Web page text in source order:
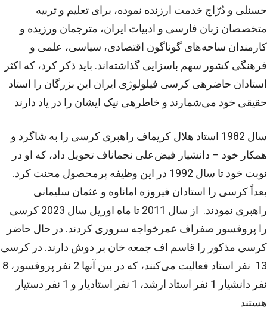
حسنلی و دُرّاج خدمت ارزنده نموده، برای تعلیم و تربیه
متخصصان زبان فارسی و ادبیات ایران، مترجمان ورزیده و
کارمندان ساحه‌های گوناگون اقتصادی، سیاسی، علمی و
فرهنگی کشور سهم باسزایی گذاشته‌اند. باید ذکر کرد، که اکثر
استادان حاضره­ی کرسی فیلولوژی ایران این بزرگان را استاد
حقیقی خود می‌شمارند و خاطره­ی نیک ایشان را در یاد دارند
همکار خود – دانشیار فیض‌علی نجمان­اف تحویل داد، که او در
نوبت خود تا سال 1992 در این وظیفه پرمحصول محنت کرد.
بعداً کرسی را استادان فیروزه اماناوه و عثمان سلیمانی
راهبری نمودند. از سال 2011 تا ماه اوریل سال 2023 کرسی
را پروفسور صفراف عمر‌خواجه ‌سروری کردند. در حال حاضر
کرسی مذکور را قاسم اف جمعه خان بر دوش دارند. در کرسی
13 نفر استاد فعالیت می‌کنند، که در بین آنها 2 نفر پروفسور، 8
نفر دانشیار 1 نفر استاد ارشد، 1 نفر استادیار و 1 نفر دستیار
هستند